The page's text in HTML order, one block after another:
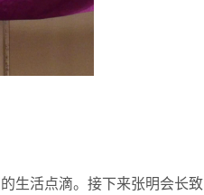
生活点滴。接下来张明会长致